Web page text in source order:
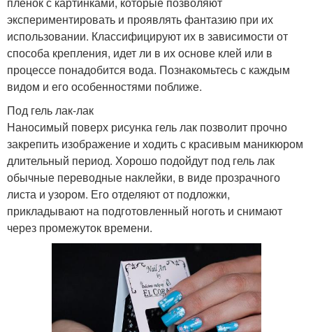
экспериментировать и проявлять фантазию при их
использовании. Классифицируют их в зависимости от
способа крепления, идет ли в их основе клей или в
процессе понадобится вода. Познакомьтесь с каждым
видом и его особенностями поближе.
Под гель лак-лак
Наносимый поверх рисунка гель лак позволит прочно
закрепить изображение и ходить с красивым маникюром
длительный период. Хорошо подойдут под гель лак
обычные переводные наклейки, в виде прозрачного
листа и узором. Его отделяют от подложки,
прикладывают на подготовленный ноготь и снимают
через промежуток времени.